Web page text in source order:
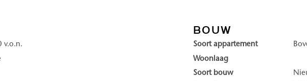
en maak het leven gemakkelijk met de diensten
geborgen in een exclusieve residentie aan de
kwaliteit, waarin rust en
v.o.n.
BOUW
Soort appartement
Woonlaag
Soort bouw